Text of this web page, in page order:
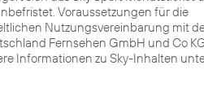
Voraussetzungen für die
Nutzungsvereinbarung mit
Fernsehen GmbH und Co
Informationen zu Sky-Inhalten